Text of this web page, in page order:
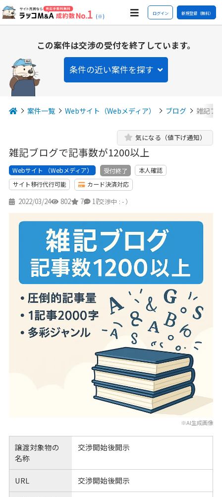
(※) ログイン 新規登録（無料）
この案件は交渉の受付を終了しています。
条件の近い案件を探す
案件一覧 Webサイト（Webメディア） ブログ 雑記ブ
雑記ブログで記事数が1200以上
気になる（値下げ通知）
Webサイト （Webメディア） 受付終了
本人確認
サイト移行代行可能
カード決済対応
2022/03/24 802 7 17
（交渉中 : - ）
※AI生成画像
譲渡対象物の
名称
交渉開始後開示
URL 交渉開始後開示